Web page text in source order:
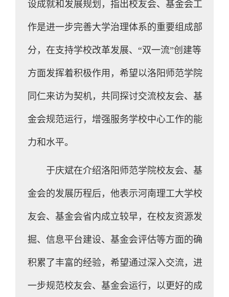
设成就和发展规划，指出校友会、基金会工
作是进一步完善大学治理体系的重要组成部
分，在支持学校改革发展、“双一流”创建等
方面发挥着积极作用，希望以洛阳师范学院
同仁来访为契机，共同探讨交流校友会、基
金会规范运行，增强服务学校中心工作的能
力和水平。
于庆斌在介绍洛阳师范学院校友会、基
金会的发展历程后，他表示河南理工大学校
友会、基金会省内成立较早，在校友资源发
掘、信息平台建设、基金会评估等方面的确
积累了丰富的经验，希望通过深入交流，进
一步规范校友会、基金会运行，以更好的成